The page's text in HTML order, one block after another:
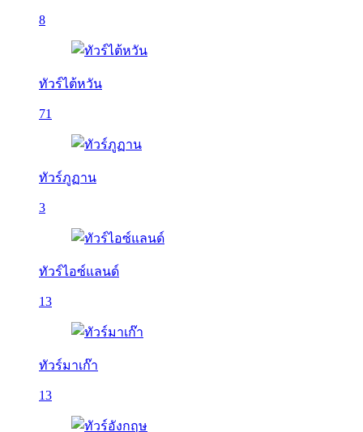
8
ทัวร์ไต้หวัน
71
ทัวร์ภูฏาน
3
ทัวร์ไอซ์แลนด์
13
ทัวร์มาเก๊า
13